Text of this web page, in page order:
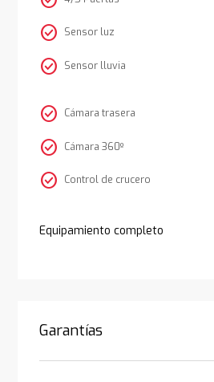
check_circle Sensor luz
check_circle Sensor lluvia
check_circle Cámara trasera
check_circle Cámara 360º
check_circle Control de crucero
Equipamiento completo
Garantías